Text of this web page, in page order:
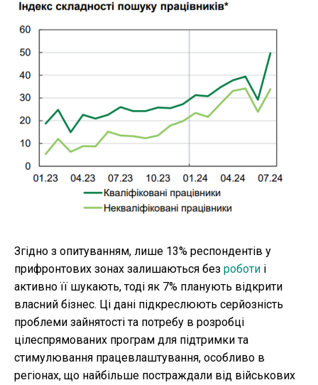
Згідно з опитуванням, лише 13% респондентів у
прифронтових зонах залишаються без роботи і
активно її шукають, тоді як 7% планують відкрити
власний бізнес. Ці дані підкреслюють серйозність
проблеми зайнятості та потребу в розробці
цілеспрямованих програм для підтримки та
стимулювання працевлаштування, особливо в
регіонах, що найбільше постраждали від військових